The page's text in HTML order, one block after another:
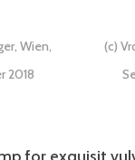
Wien,
2018
(c)